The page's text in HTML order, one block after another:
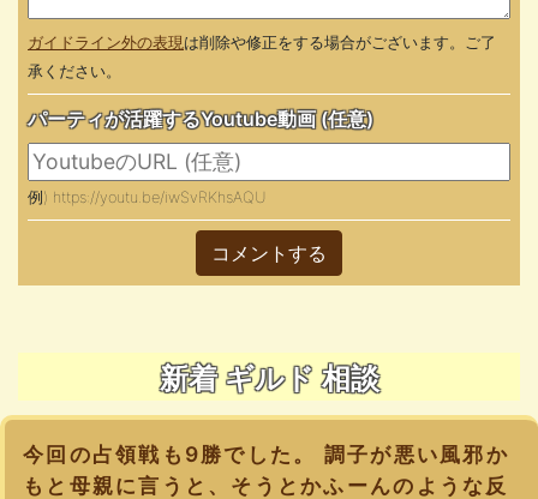
ガイドライン外の表現は削除や修正をする場合がございます。ご了
承ください。
パーティが活躍するYoutube動画 (任意)
例) https://youtu.be/iwSvRKhsAQU
コメントする
新着 ギルド 相談
今回の占領戦も9勝でした。 調子が悪い風邪か
もと母親に言うと、そうとかふーんのような反